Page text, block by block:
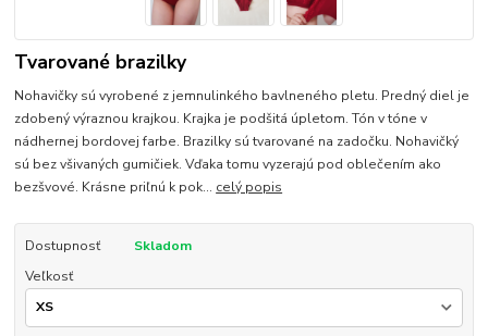
Tvarované brazilky
Nohavičky sú vyrobené z jemnulinkého bavlneného pletu. Predný diel je
zdobený výraznou krajkou. Krajka je podšitá úpletom. Tón v tóne v
nádhernej bordovej farbe. Brazilky sú tvarované na zadočku. Nohavičký
sú bez všivaných gumičiek. Vďaka tomu vyzerajú pod oblečením ako
bezšvové. Krásne priľnú k pok... celý popis
Dostupnosť
Skladom
Veľkosť